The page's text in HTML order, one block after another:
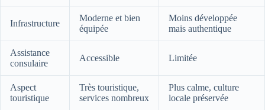
Infrastructure
Moderne et bien
équipée
Moins développée
mais authentique
Assistance
consulaire
Accessible Limitée
Aspect
touristique
Très touristique,
services nombreux
Plus calme, culture
locale préservée